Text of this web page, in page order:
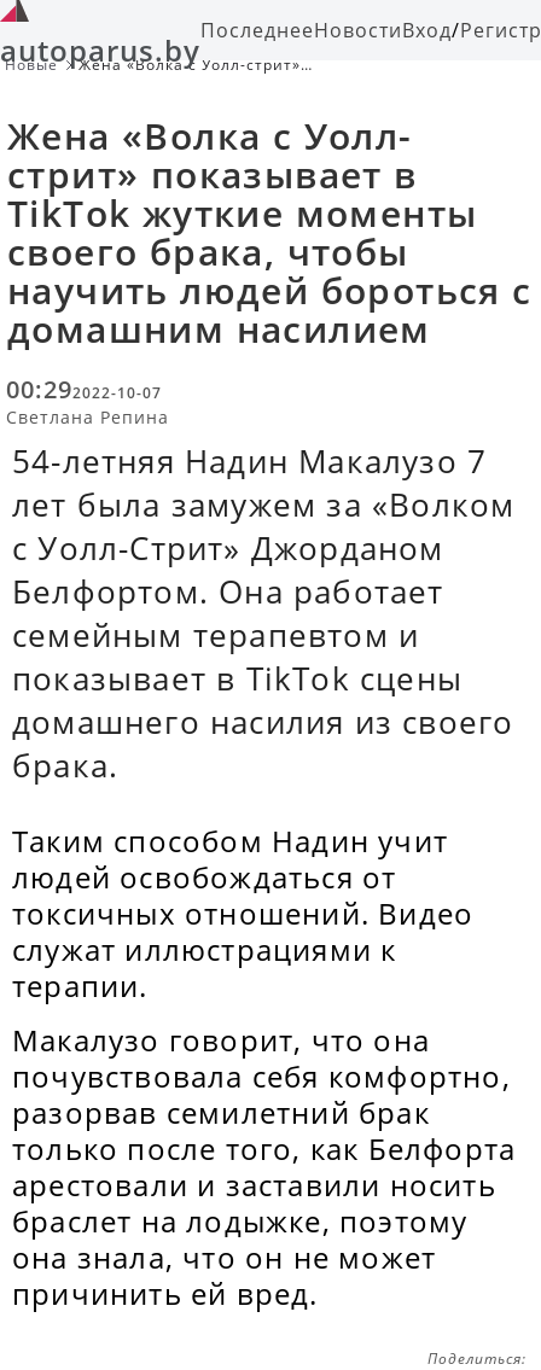
autoparus.byПоследнееНовостиВход/
Новые
Жена «Волка с Уолл-стрит»
научить людей бороться с
домашним насилием
Жена «Волка с Уолл-
стрит» показывает в
TikTok жуткие моменты
своего брака, чтобы
научить людей бороться с
домашним насилием
00:292022-10-07
Светлана Репина
54-летняя Надин Макалузо 7
лет была замужем за «Волком
с Уолл-Стрит» Джорданом
Белфортом. Она работает
семейным терапевтом и
показывает в TikTok сцены
домашнего насилия из своего
брака.
Таким способом Надин учит
людей освобождаться от
токсичных отношений. Видео
служат иллюстрациями к
терапии.
Макалузо говорит, что она
почувствовала себя комфортно,
разорвав семилетний брак
только после того, как Белфорта
арестовали и заставили носить
браслет на лодыжке, поэтому
она знала, что он не может
причинить ей вред.
Поделиться: